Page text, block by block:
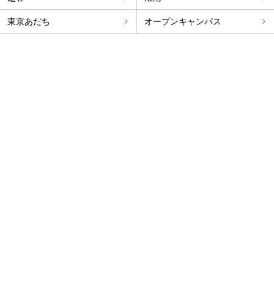
東京あだち オープンキャンパス